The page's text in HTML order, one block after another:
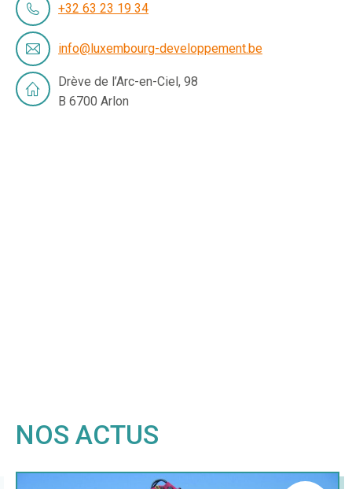
+32 63 23 19 34
info@luxembourg-developpement.be
Drève de l’Arc-en-Ciel, 98
B 6700 Arlon
NOS ACTUS